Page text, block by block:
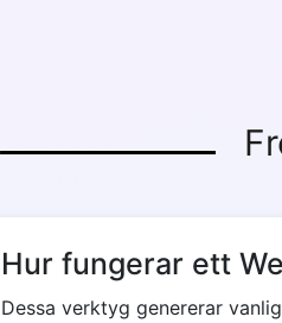
Hur fungerar ett
Dessa verktyg genererar